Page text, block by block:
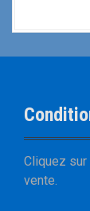
Cliquez sur
vente.